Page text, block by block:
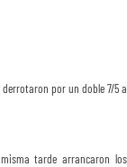
por un doble 7/5 a
tarde arrancaron los